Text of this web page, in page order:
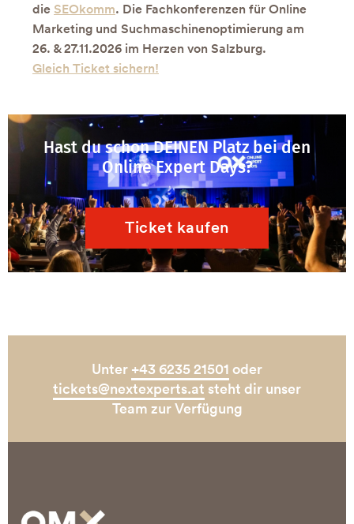
die SEOkomm. Die Fachkonferenzen für Online
Marketing und Suchmaschinenoptimierung am
26. & 27.11.2026 im Herzen von Salzburg.
Gleich Ticket sichern!
Hast du schon DEINEN Platz bei den
Online Expert Days?
Ticket kaufen
Unter +43 6235 21501 oder
tickets@nextexperts.at steht dir unser
Team zur Verfügung